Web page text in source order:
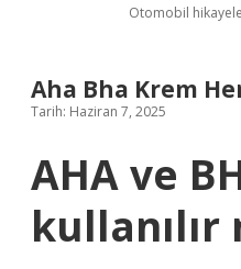
Otomobil
Aha Bha Krem
Tarih: Haziran 7, 2025
AHA ve
kullanılır